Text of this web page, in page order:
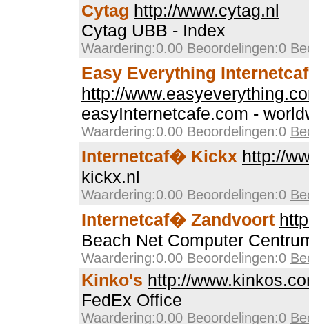
Cytag http://www.cytag.nl
Cytag UBB - Index
Waardering:0.00 Beoordelingen:0
Easy Everything
http://
easyInternetcafe.com -
Waardering:0.00 Beoordelingen:0
Internetcaf� Kickx http://
kickx.nl
Waardering:0.00 Beoordelingen:0
Internetcaf� Zandvoort
Beach Net Computer
Waardering:0.00 Beoordelingen:0
Kinko's http://
FedEx Office
Waardering:0.00 Beoordelingen:0